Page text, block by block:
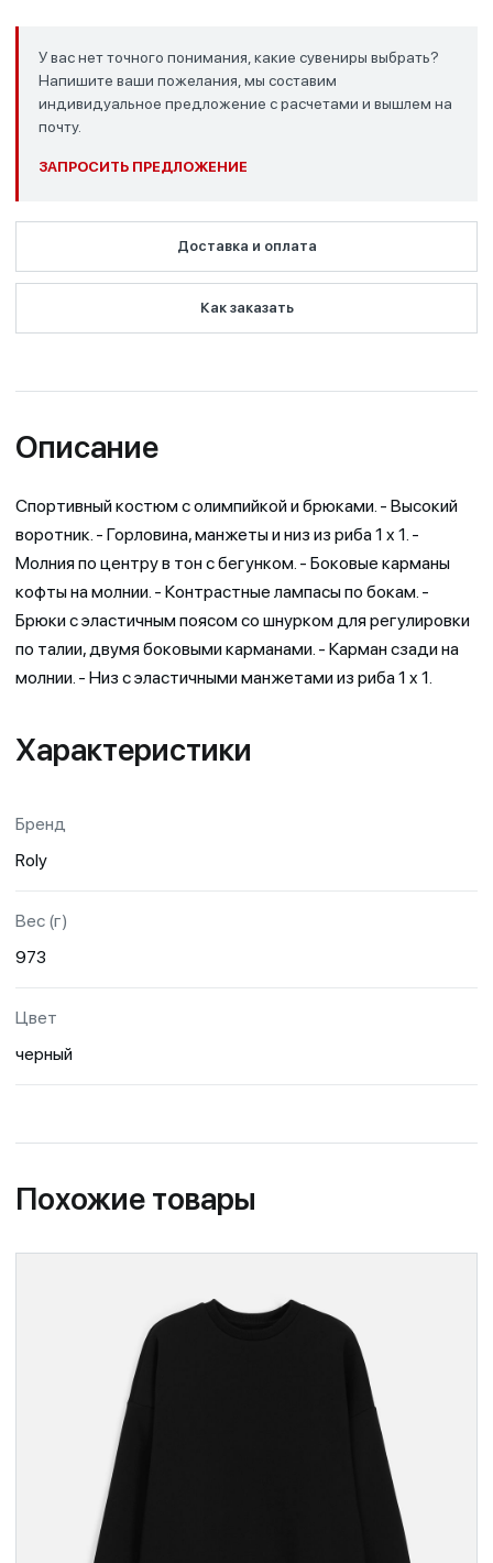
У вас нет точного понимания, какие сувениры выбрать?
Напишите ваши пожелания, мы составим
индивидуальное предложение с расчетами и вышлем на
почту.
ЗАПРОСИТЬ ПРЕДЛОЖЕНИЕ
Доставка и оплата
Как заказать
Описание
Cпортивный костюм с олимпийкой и брюками. - Высокий
воротник. - Горловина, манжеты и низ из риба 1 x 1. -
Молния по центру в тон с бегунком. - Боковые карманы
кофты на молнии. - Контрастные лампасы по бокам. -
Брюки с эластичным поясом со шнурком для регулировки
по талии, двумя боковыми карманами. - Карман сзади на
молнии. - Низ с эластичными манжетами из риба 1 x 1.
Характеристики
Бренд
Roly
Вес (г)
973
Цвет
черный
Похожие товары